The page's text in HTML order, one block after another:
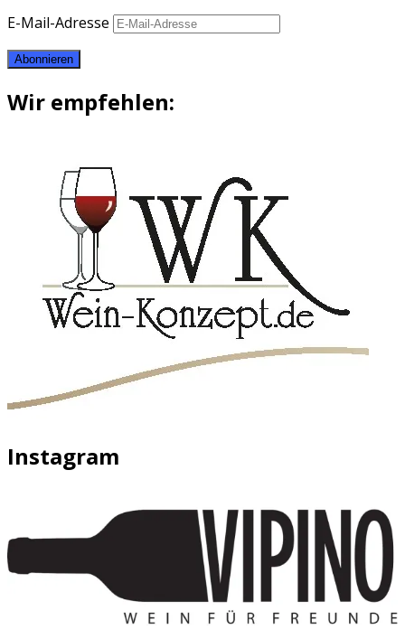
E-Mail-Adresse
Abonnieren
Wir empfehlen:
Instagram